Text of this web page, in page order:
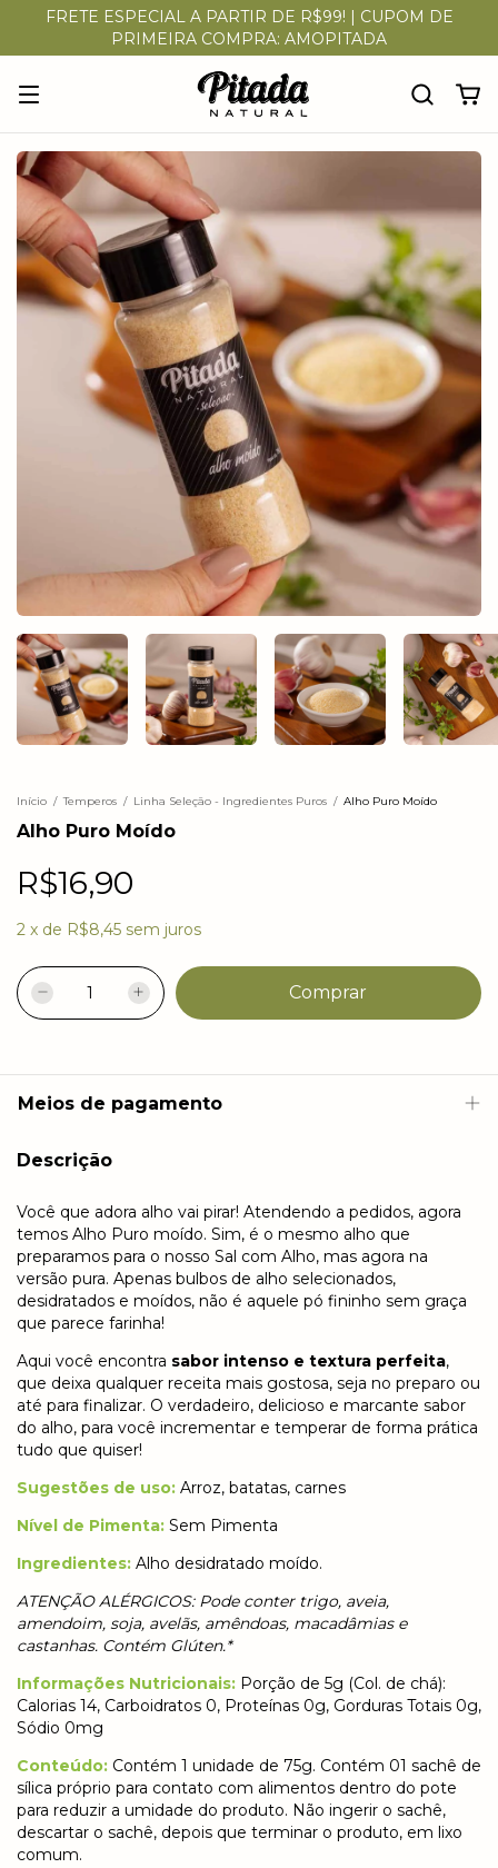
FRETE ESPECIAL A PARTIR DE R$99! | CUPOM DE
PRIMEIRA COMPRA: AMOPITADA
Início / Temperos / Linha Seleção - Ingredientes Puros / Alho Puro Moído
Alho Puro Moído
R$16,90
2 x de R$8,45 sem juros
Meios de pagamento
Descrição
Você que adora alho vai pirar! Atendendo a pedidos, agora
temos Alho Puro moído. Sim, é o mesmo alho que
preparamos para o nosso Sal com Alho, mas agora na
versão pura. Apenas bulbos de alho selecionados,
desidratados e moídos, não é aquele pó fininho sem graça
que parece farinha!
Aqui você encontra sabor intenso e textura perfeita,
que deixa qualquer receita mais gostosa, seja no preparo ou
até para finalizar. O verdadeiro, delicioso e marcante sabor
do alho, para você incrementar e temperar de forma prática
tudo que quiser!
Sugestões de uso: Arroz, batatas, carnes
Nível de Pimenta: Sem Pimenta
Ingredientes: Alho desidratado moído.
ATENÇÃO ALÉRGICOS: Pode conter trigo, aveia,
amendoim, soja, avelãs, amêndoas, macadâmias e
castanhas. Contém Glúten.*
Informações Nutricionais: Porção de 5g (Col. de chá):
Calorias 14, Carboidratos 0, Proteínas 0g, Gorduras Totais 0g,
Sódio 0mg
Conteúdo: Contém 1 unidade de 75g. Contém 01 sachê de
sílica próprio para contato com alimentos dentro do pote
para reduzir a umidade do produto. Não ingerir o sachê,
descartar o sachê, depois que terminar o produto, em lixo
comum.